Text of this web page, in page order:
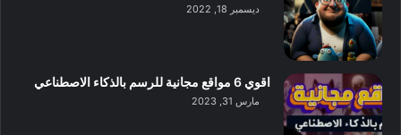
ديسمبر 18, 2022
اقوي 6 مواقع مجانية للرسم بالذكاء الاصطناعي
مارس 31, 2023